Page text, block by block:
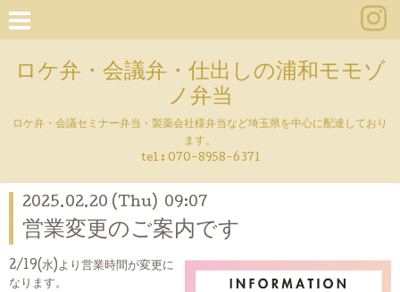
ロケ弁・会議弁・仕出しの浦和モモゾ
ノ弁当
ロケ弁・会議セミナー弁当・製薬会社様弁当など埼玉県を中心に配達しており
ます。
tel : 070-8958-6371
2025.02.20 (Thu) 09:07
営業変更のご案内です
2/19(水)より営業時間が変更に
なります。